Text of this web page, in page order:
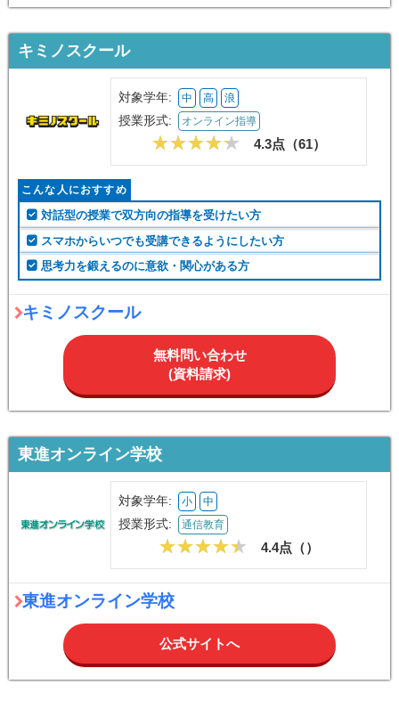
キミノスクール
対象学年: 中 高 浪
授業形式: オンライン指導
4.3点（61）
こんな人におすすめ
対話型の授業で双方向の指導を受けたい方
スマホからいつでも受講できるようにしたい方
思考力を鍛えるのに意欲・関心がある方
キミノスクール
無料問い合わせ
(資料請求)
東進オンライン学校
対象学年: 小 中
授業形式: 通信教育
4.4点（）
東進オンライン学校
公式サイトへ